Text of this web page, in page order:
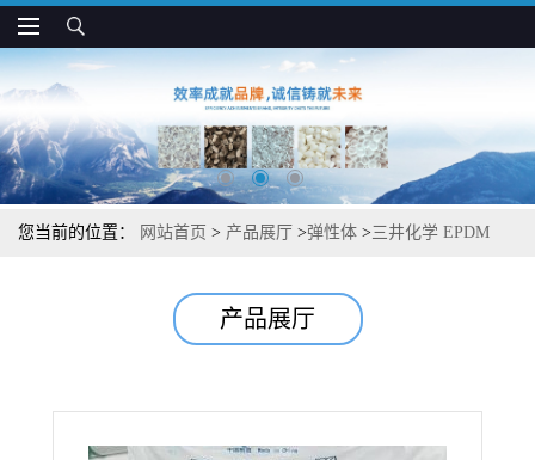
您当前的位置： 网站首页 > 产品展厅 >弹性体 >三井化学 EPDM
产品展厅